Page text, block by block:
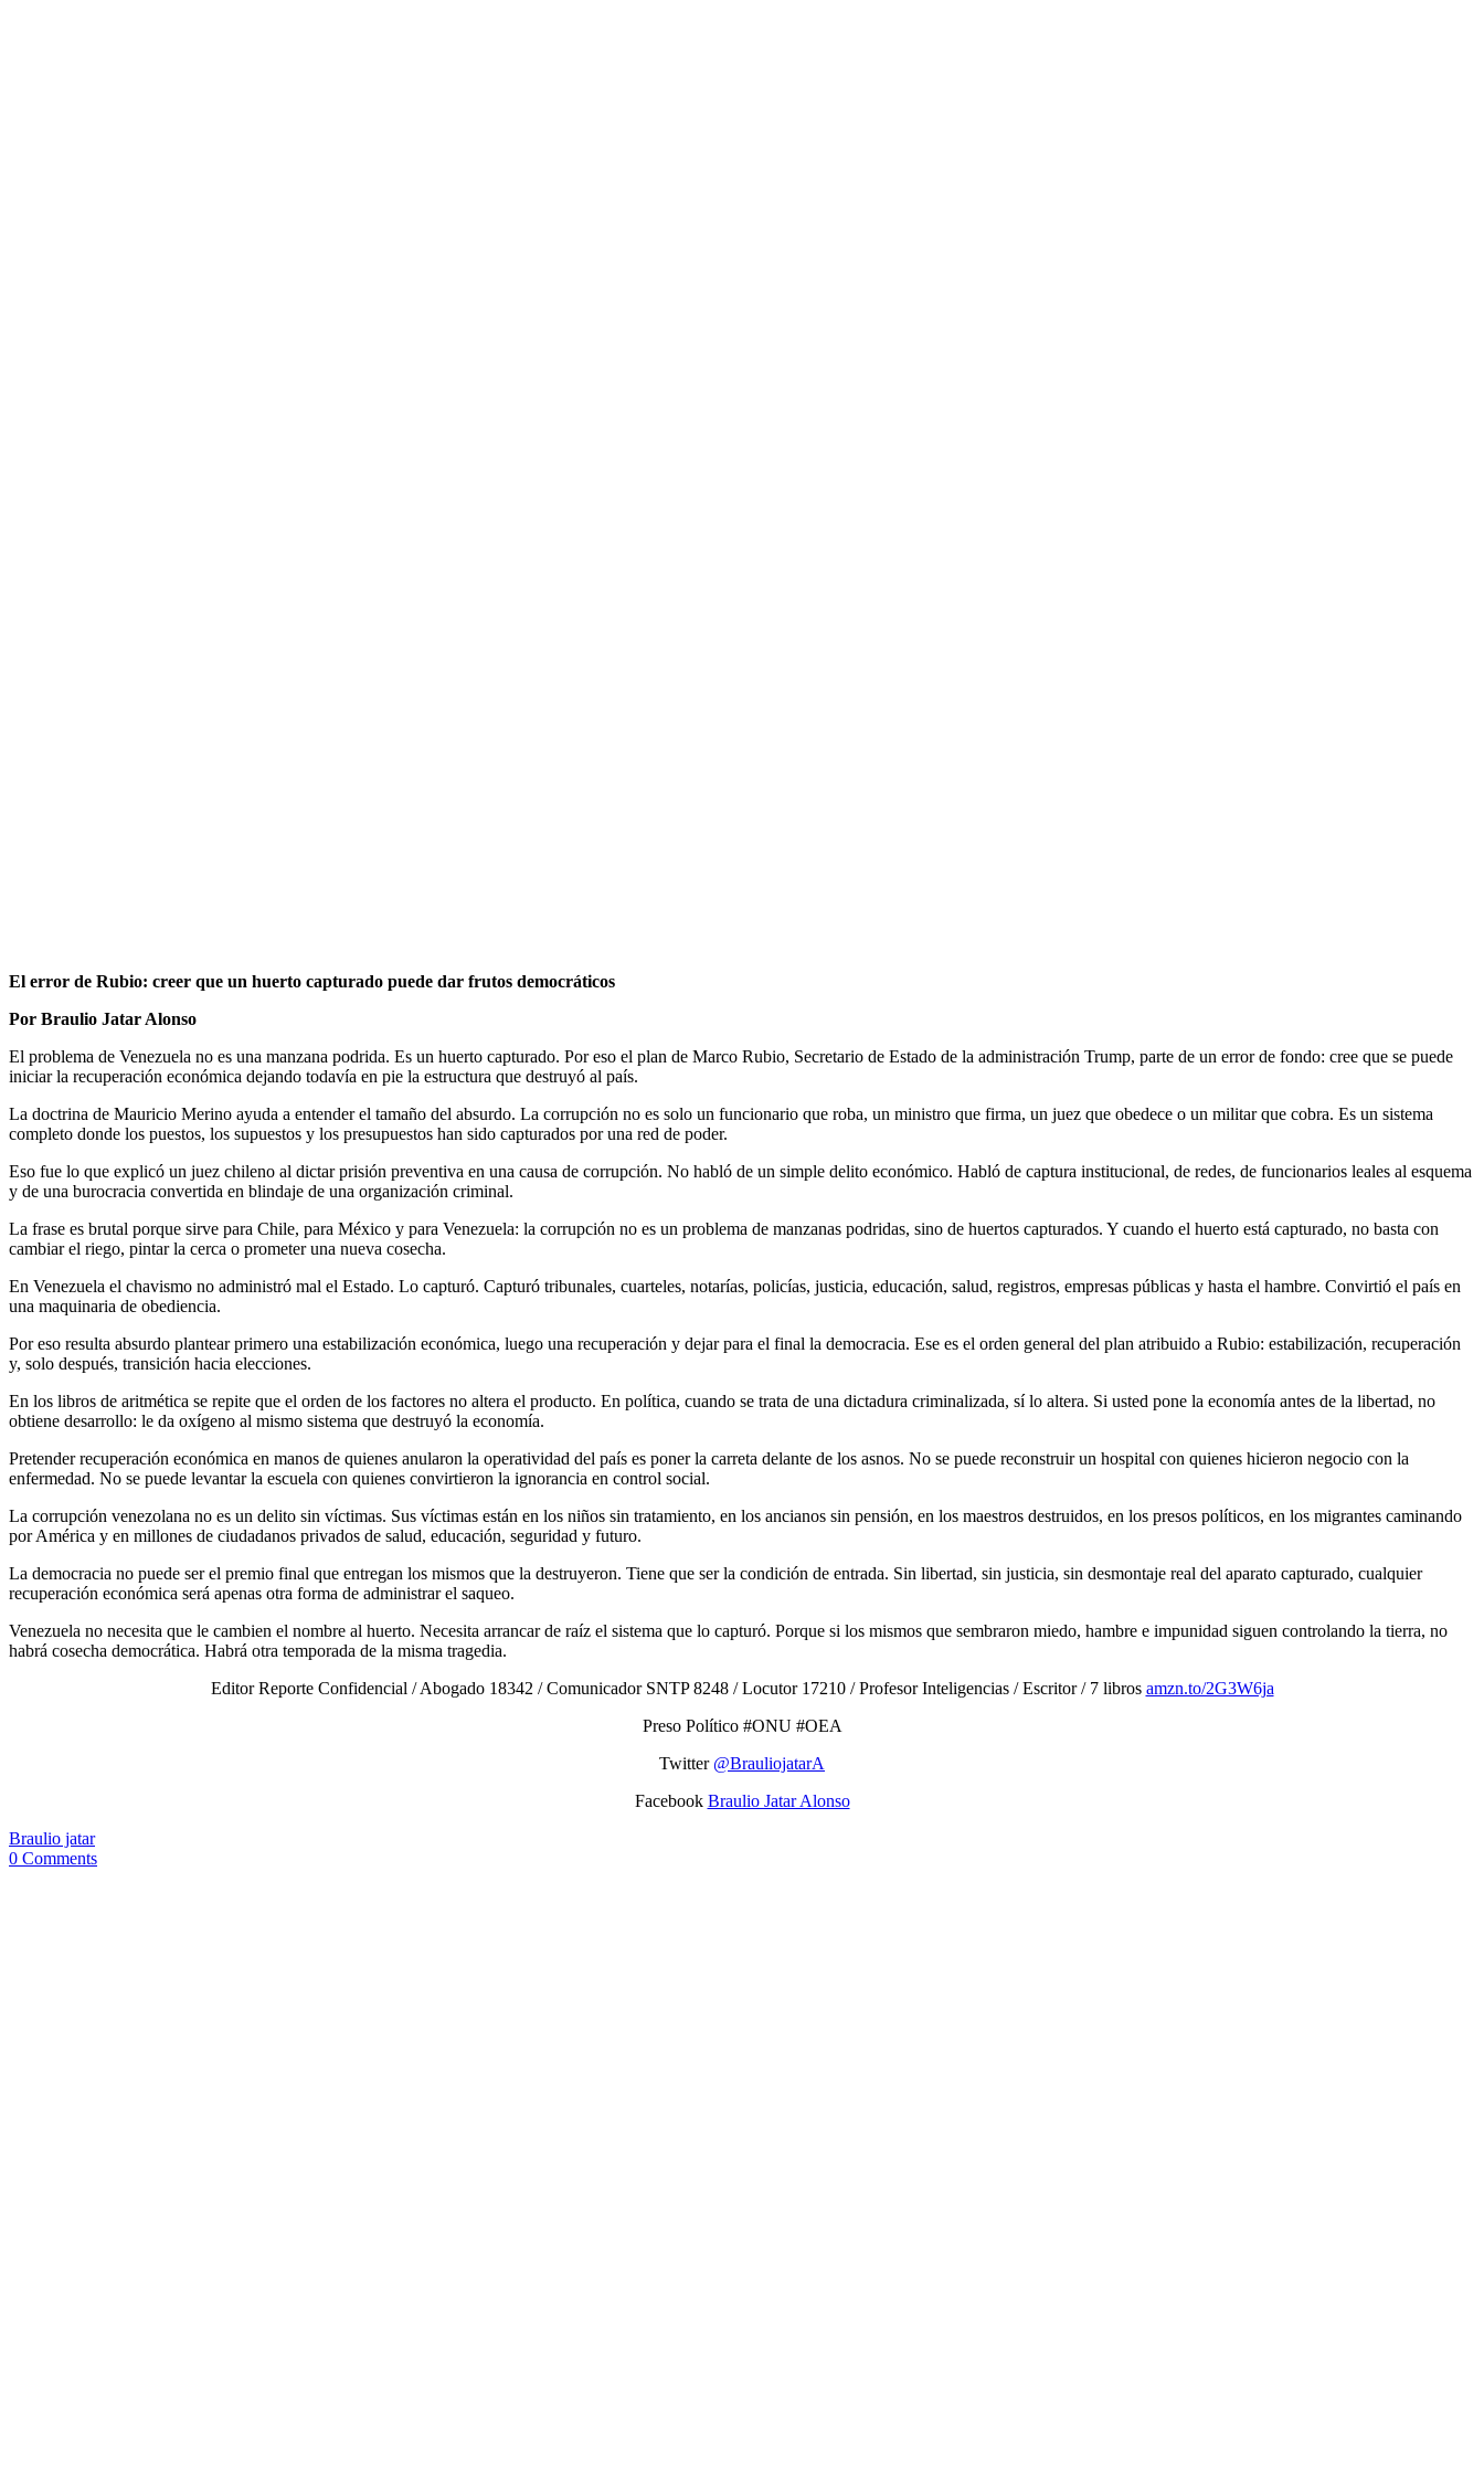
El error de Rubio: creer que un huerto capturado puede dar frutos democráticos
Por Braulio Jatar Alonso
El problema de Venezuela no es una manzana podrida. Es un huerto capturado. Por eso el plan de Marco Rubio, Secretario de Estado de la administración Trump, parte de un error de fondo: cree que se puede
iniciar la recuperación económica dejando todavía en pie la estructura que destruyó al país.
La doctrina de Mauricio Merino ayuda a entender el tamaño del absurdo. La corrupción no es solo un funcionario que roba, un ministro que firma, un juez que obedece o un militar que cobra. Es un sistema
completo donde los puestos, los supuestos y los presupuestos han sido capturados por una red de poder.
Eso fue lo que explicó un juez chileno al dictar prisión preventiva en una causa de corrupción. No habló de un simple delito económico. Habló de captura institucional, de redes, de funcionarios leales al esquema
y de una burocracia convertida en blindaje de una organización criminal.
La frase es brutal porque sirve para Chile, para México y para Venezuela: la corrupción no es un problema de manzanas podridas, sino de huertos capturados. Y cuando el huerto está capturado, no basta con
cambiar el riego, pintar la cerca o prometer una nueva cosecha.
En Venezuela el chavismo no administró mal el Estado. Lo capturó. Capturó tribunales, cuarteles, notarías, policías, justicia, educación, salud, registros, empresas públicas y hasta el hambre. Convirtió el país en
una maquinaria de obediencia.
Por eso resulta absurdo plantear primero una estabilización económica, luego una recuperación y dejar para el final la democracia. Ese es el orden general del plan atribuido a Rubio: estabilización, recuperación
y, solo después, transición hacia elecciones.
En los libros de aritmética se repite que el orden de los factores no altera el producto. En política, cuando se trata de una dictadura criminalizada, sí lo altera. Si usted pone la economía antes de la libertad, no
obtiene desarrollo: le da oxígeno al mismo sistema que destruyó la economía.
Pretender recuperación económica en manos de quienes anularon la operatividad del país es poner la carreta delante de los asnos. No se puede reconstruir un hospital con quienes hicieron negocio con la
enfermedad. No se puede levantar la escuela con quienes convirtieron la ignorancia en control social.
La corrupción venezolana no es un delito sin víctimas. Sus víctimas están en los niños sin tratamiento, en los ancianos sin pensión, en los maestros destruidos, en los presos políticos, en los migrantes caminando
por América y en millones de ciudadanos privados de salud, educación, seguridad y futuro.
La democracia no puede ser el premio final que entregan los mismos que la destruyeron. Tiene que ser la condición de entrada. Sin libertad, sin justicia, sin desmontaje real del aparato capturado, cualquier
recuperación económica será apenas otra forma de administrar el saqueo.
Venezuela no necesita que le cambien el nombre al huerto. Necesita arrancar de raíz el sistema que lo capturó. Porque si los mismos que sembraron miedo, hambre e impunidad siguen controlando la tierra, no
habrá cosecha democrática. Habrá otra temporada de la misma tragedia.
Editor Reporte Confidencial / Abogado 18342 / Comunicador SNTP 8248 / Locutor 17210 / Profesor Inteligencias / Escritor / 7 libros amzn.to/2G3W6ja
Preso Político #ONU #OEA
Twitter @BrauliojatarA
Facebook Braulio Jatar Alonso
Braulio jatar
0 Comments